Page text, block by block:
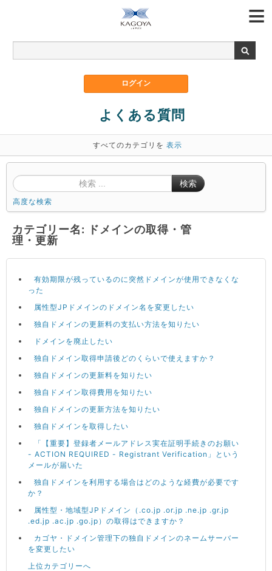
よくある質問
すべてのカテゴリを 表示
検索
高度な検索
カテゴリー名: ドメインの取得・管
理・更新
有効期限が残っているのに突然ドメインが使用できなくな
った
属性型JPドメインのドメイン名を変更したい
独自ドメインの更新料の支払い方法を知りたい
ドメインを廃止したい
独自ドメイン取得申請後どのくらいで使えますか？
独自ドメインの更新料を知りたい
独自ドメイン取得費用を知りたい
独自ドメインの更新方法を知りたい
独自ドメインを取得したい
「【重要】登録者メールアドレス実在証明手続きのお願い
- ACTION REQUIRED - Registrant Verification」という
メールが届いた
独自ドメインを利用する場合はどのような経費が必要です
か？
属性型・地域型JPドメイン（.co.jp .or.jp .ne.jp .gr.jp
.ed.jp .ac.jp .go.jp）の取得はできますか？
カゴヤ・ドメイン管理下の独自ドメインのネームサーバー
を変更したい
上位カテゴリーへ